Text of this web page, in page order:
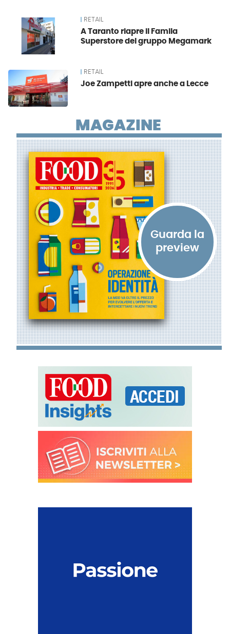
RETAIL
A Taranto riapre il Famila
Superstore del gruppo Megamark
RETAIL
Joe Zampetti apre anche a Lecce
MAGAZINE